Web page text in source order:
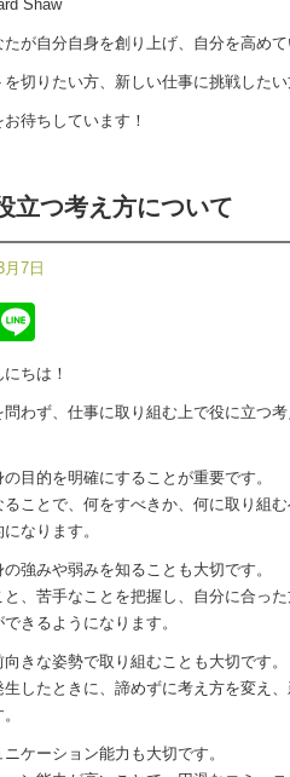
Shaw
が自分自身を創り上げ、自分を高めて
を切りたい方、新しい仕事に挑戦した
待ちしています！
立つ考え方について
7日
Twitter
ちは！
わず、仕事に取り組む上で役に立つ
目的を明確にすることが重要です。
ることで、何をすべきか、何に取り組
なります。
強みや弱みを知ることも大切です。
と、苦手なことを把握し、自分に合っ
きるようになります。
きな姿勢で取り組むことも大切です。
したときに、諦めずに考え方を変え
ケーション能力も大切です。